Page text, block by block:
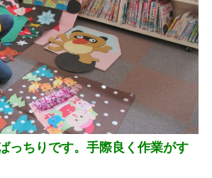
っちりです。手際良く作業がす